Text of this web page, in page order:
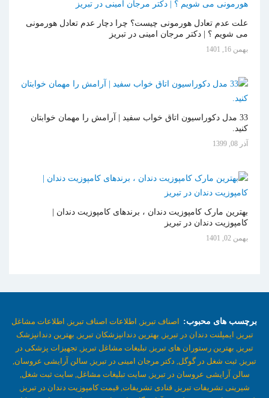
علت عدم تعادل هورمونی چیست؟ چرا دچار عدم تعادل هورمونی
می شویم ؟ | دکتر مرجان امینی در تبریز
بهمن 16, 1401
33 مدل دکوراسیون اتاق خواب سفید | آرامش را مهمان خوابتان
کنید.
آذر 08, 1399
بهترین مارک کامپوزیت دندان ، برندهای کامپوزیت دندان |
کامپوزیت دندان در تبریز
بهمن 02, 1401
برچسب های محبوب: اصناف تبریز, اطلاعات اصناف تبریز,
اطلاعات مشاغل
تبریز,
ایمپلنت دندان در تبریز, بهترین دندانپزشکان تبریز,
بهترین دندانپزشک
تبریز,
بهترین رستوران های تبریز, تبلیغات مشاغل تبریز,
تجهیزات پزشکی در
تبریز,
ثبت شغل در گوگل, دکتر مرجان امینی در تبریز,
سالن آرایشی عروسان,
سالن آرایشی عروسان در تبریز,
سایت تبلیغات مشاغل, سایت ثبت شغل,
شیرینی تشریفات تبریز,
قنادی تشریفات, قیمت کامپوزیت دندان در تبریز,